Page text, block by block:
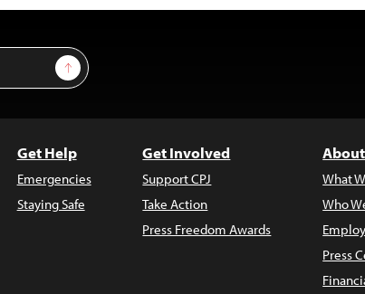
Sign Up
Get Help
Emergencies
Staying Safe
Get Involved
Support CPJ
Take Action
Press Freedom Awards
What
Who
Press